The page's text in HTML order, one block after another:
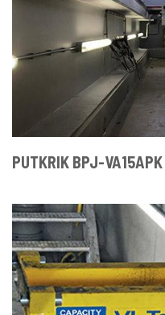
PUTKRIK BPJ-VA15APK